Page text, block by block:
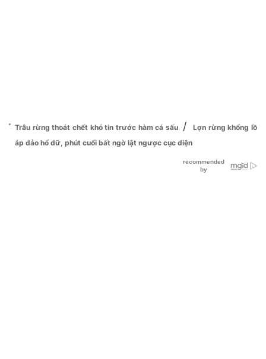
Trâu rừng thoát chết khó tin trước hàm cá sấu /
Lợn rừng khổng lồ
áp đảo hổ dữ, phút cuối bất ngờ lật ngược cục diện